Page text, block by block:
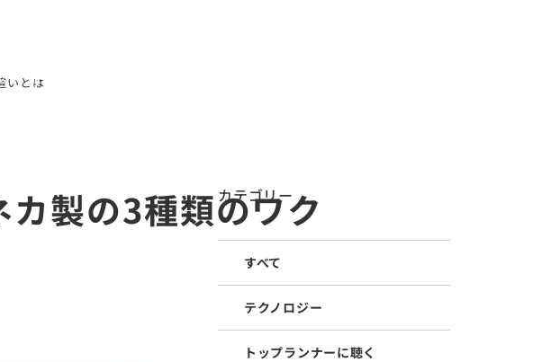
サステナビリティ
いとは
製の3種類のワク
カテゴリー
すべて
テクノロジー
トップランナーに聴く